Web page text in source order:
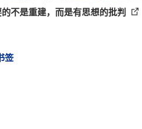
不是重建，而是有思想的批判
签